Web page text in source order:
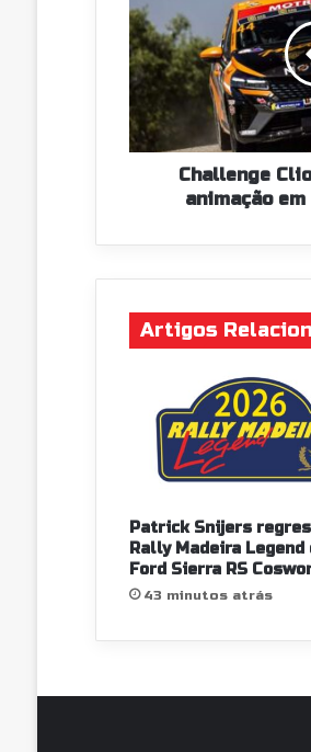
Rally5
promete
animação
em
Castelo
Branco
Challenge
animação
Artigos
Patrick Snijers
Rally Madeira Legend
Ford Sierra RS
43 minutos atrás